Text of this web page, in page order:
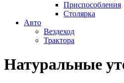
Приспособления
Столярка
Авто
Вездеход
Трактора
меню
Натуральные